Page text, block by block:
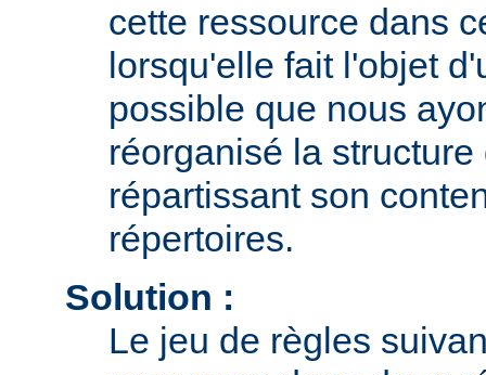
cette ressource dans
lorsqu'elle fait l'objet
possible que nous
réorganisé la
répartissant son
répertoires.
Solution :
Le jeu de règles